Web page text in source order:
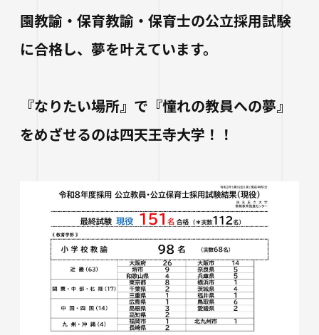
園教諭・保育教諭・保育士の公立採用試験
に合格し、夢を叶えています。
『なりたい場所』で『憧れの教員への夢』
をめざせるのは四天王寺大学！！